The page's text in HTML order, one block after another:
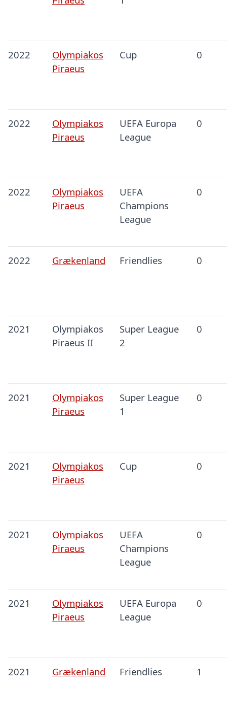
2022
Olympiakos
Piraeus
Cup 0
2022
Olympiakos
Piraeus
UEFA Europa
League
0
2022
Olympiakos
Piraeus
UEFA
Champions
League
0
2022 Grækenland Friendlies 0
2021
Olympiakos
Piraeus II
Super League
2
0
2021
Olympiakos
Piraeus
Super League
1
0
2021
Olympiakos
Piraeus
Cup 0
2021
Olympiakos
Piraeus
UEFA
Champions
League
0
2021
Olympiakos
Piraeus
UEFA Europa
League
0
2021 Grækenland Friendlies 1